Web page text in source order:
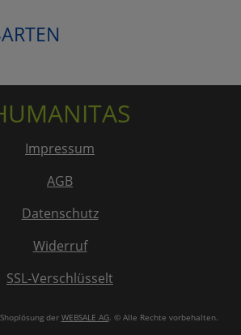
Impressum
AGB
Datenschutz
Widerruf
SSL-Verschlüsselt
der WEBSALE AG. © Alle Rechte vorbehalten.